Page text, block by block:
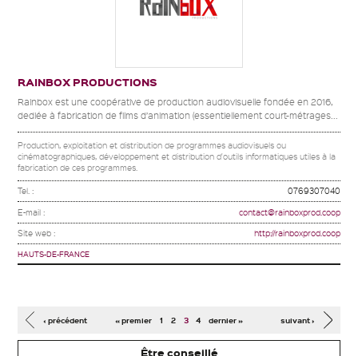
RAINBOX PRODUCTIONS
Rainbox est une coopérative de production audiovisuelle fondée en 2016,
dediée à fabrication de films d’animation (essentiellement court-métrages...
Production, exploitation et distribution de programmes audiovisuels ou
cinématographiques, développement et distribution d'outils informatiques utiles à la
fabrication de ces programmes.
Tel. : 0769307040
E-mail : contact@rainboxprod.coop
Site web : http://rainboxprod.coop
HAUTS-DE-FRANCE
Pages
« premier
‹ précédent 1 2 3 4 suivant ›
dernier »
Être conseillé